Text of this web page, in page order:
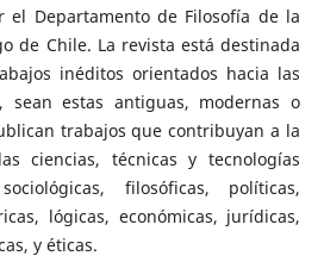
el Departamento de Filosofía de la
de Chile. La revista está destinada
inéditos orientados hacia las
sean estas antiguas, modernas o
trabajos que contribuyan a la
ciencias, técnicas y tecnologías
filosóficas, políticas,
lógicas, económicas, jurídicas,
y éticas.